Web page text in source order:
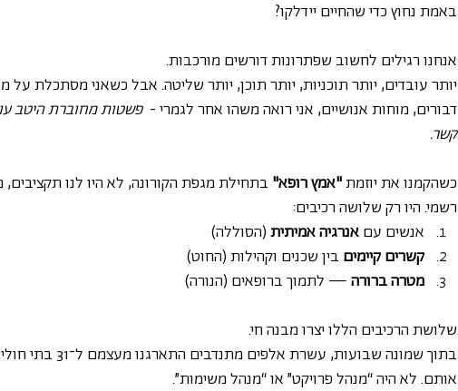
באמת נחוץ כדי שהחיים יידלקו?
אנחנו רגילים לחשוב שפתרונות דורשים מורכבות.
יותר עובדים, יותר תוכניות, יותר תוכן, יותר שליטה. אבל כשאני מסתכלת
דבורים, מוחות אנושיים, אני רואה משהו אחר לגמרי - פשטות מחוברת היטב
קשר.
כשהקמנו את יוזמת "אמץ רופא" בתחילת מגפת הקורונה, לא היו לנו תקציבים,
רשמי. היו רק שלושה רכיבים:
אנשים עם אנרגיה אמיתית (הסוללה)
קשרים קיימים בין שכנים וקהילות (החוט)
מטרה ברורה — לתמוך ברופאים (הנורה)
שלושת הרכיבים הללו יצרו מבנה חי.
בתוך שמונה שבועות,
אותם. לא היה “מנהל פרויקט” או “מנהל משימות”.